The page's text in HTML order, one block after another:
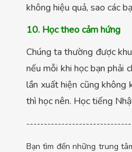
không hiệu quả, sao các
10. Học theo cảm hứng
Chúng ta thường được
nếu mỗi khi học bạn phải
lần xuất hiện cũng không
thì học nên. Học tiếng
Bạn tìm đến những trung